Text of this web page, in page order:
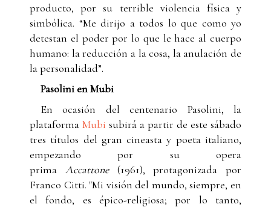
producto, por su terrible violencia física y
simbólica. “Me dirijo a todos lo que como yo
detestan el poder por lo que le hace al cuerpo
humano: la reducción a la cosa, la anulación de
la personalidad”.
Pasolini en Mubi
En ocasión del centenario Pasolini, la
plataforma Mubi subirá a partir de este sábado
tres títulos del gran cineasta y poeta italiano,
empezando por su opera
prima Accattone(1961), protagonizada por
Franco Citti. "Mi visión del mundo, siempre, en
el fondo, es épico-religiosa; por lo tanto,